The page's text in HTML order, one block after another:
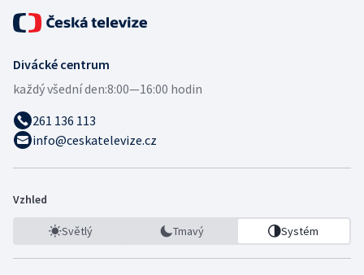
Divácké centrum
každý všední den:8:00—16:00 hodin
261 136 113
info@ceskatelevize.cz
Vzhled
Světlý Tmavý Systém